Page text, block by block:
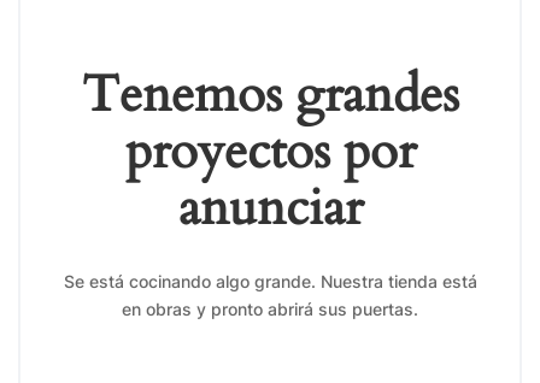
Tenemos grandes
proyectos por
anunciar
Se está cocinando algo grande. Nuestra tienda está
en obras y pronto abrirá sus puertas.